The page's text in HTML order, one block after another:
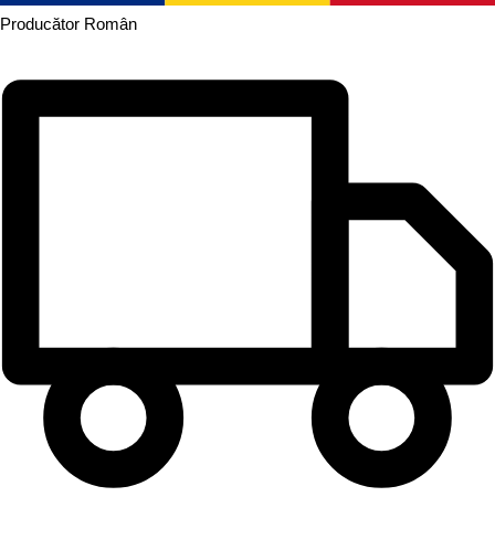
Producător Român